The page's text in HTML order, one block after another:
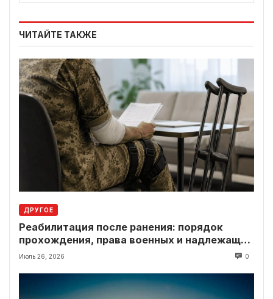
ЧИТАЙТЕ ТАКЖЕ
ДРУГОЕ
Реабилитация после ранения: порядок
прохождения, права военных и надлежащие
выплаты
Июль 26, 2026 0